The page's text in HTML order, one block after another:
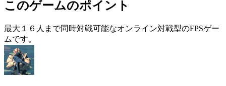
このゲームのポイント
最大１６人まで同時対戦可能なオンライン対戦型のFPSゲー
ムです。